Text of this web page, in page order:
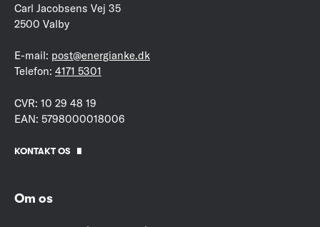
Carl Jacobsens Vej 35
2500 Valby
E-mail: post@energianke.dk
Telefon: 4171 5301
CVR: 10 29 48 19
EAN: 5798000018006
KONTAKT OS
Om os